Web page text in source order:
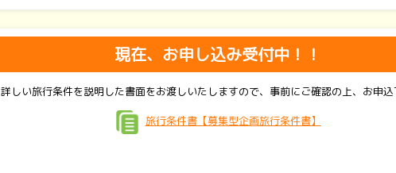
現在、お申し込み受付中！！
詳しい旅行条件を説明した書面をお渡しいたしますので、事前にご確認の上、お申
旅行条件書【募集型企画旅行条件書】